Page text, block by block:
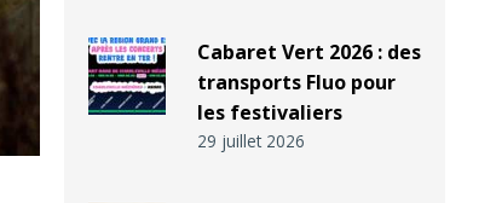
Cabaret Vert 2026 : des
transports Fluo pour
les festivaliers
29 juillet 2026